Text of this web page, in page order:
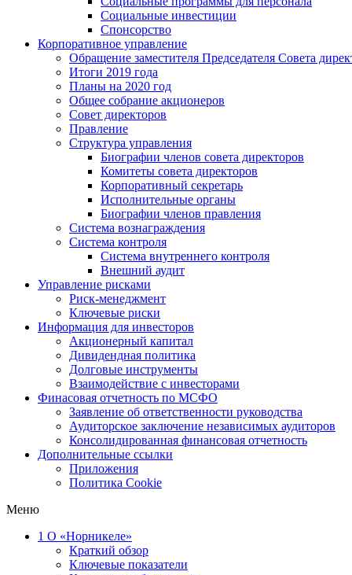
Социальные инвестиции
Спонсорство
Корпоративное управление
Обращение заместителя Председателя Совета
Итоги 2019 года
Планы на 2020 год
Общее собрание акционеров
Совет директоров
Правление
Структура управления
Биографии членов совета директоров
Комитеты совета директоров
Корпоративный секретарь
Исполнительные органы
Биографии членов правления
Система вознаграждения
Система контроля
Система внутреннего контроля
Внешний аудит
Управление рисками
Риск-менеджмент
Ключевые риски
Информация для инвесторов
Акционерный капитал
Дивидендная политика
Долговые инструменты
Взаимодействие с инвеcторами
Финасовая отчетность по МСФО
Заявление об ответственности руководства
Аудиторское заключение независимых аудиторов
Консолидированная финансовая отчетность
Дополнительные ссылки
Приложения
Политика Cookie
Меню
1 О «Норникеле»
Краткий обзор
Ключевые показатели